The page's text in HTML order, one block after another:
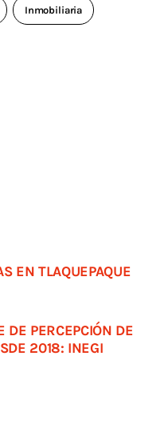
Inmobiliaria
EN TLAQUEPAQUE
DE PERCEPCIÓN DE
2018: INEGI